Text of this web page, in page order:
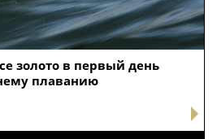
золото в первый день
плаванию